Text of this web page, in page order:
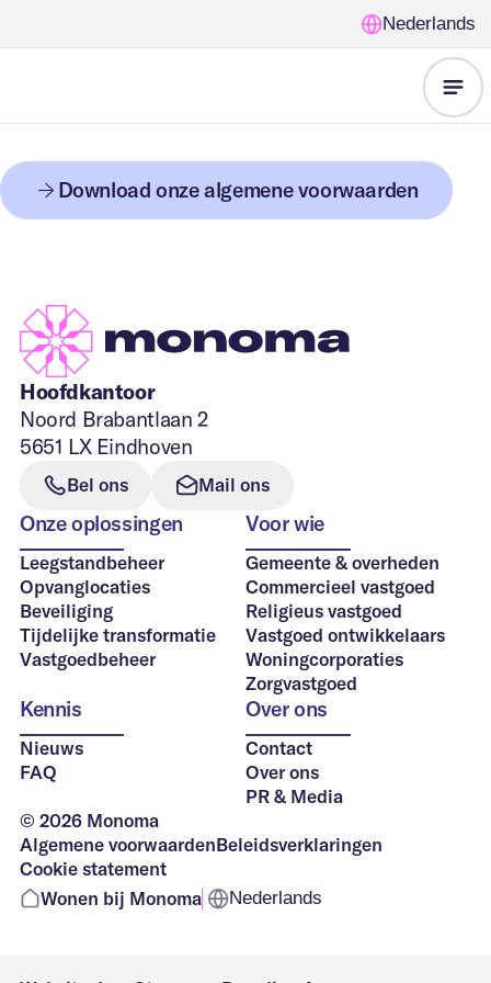
Nederlands
Onze
Leegstandbeheer
Opvanglocaties
Beveiliging
Tijdelijke
transformatie
Vastgoedbeheer
Voor wie
Gemeente &
overheden
Commercieel
vastgoed
Religieus vastgoed
Vastgoed
ontwikkelaars
Woningcorporaties
Zorgvastgoed
Nieuws
FAQ
Over ons
Werken bij Monoma
Monoma Nederland B.V. Noord Brabantlaan 2 5651 LX
info.nl@monoma.eu
KvK: 16086731 BTW-nummer: NL 8070 8304 5B01
Download onze algemene voorwaarden
Hoofdkantoor
Noord Brabantlaan 2
5651 LX Eindhoven
Bel ons Mail ons
Onze oplossingen
Leegstandbeheer
Opvanglocaties
Beveiliging
Tijdelijke transformatie
Vastgoedbeheer
Voor wie
Gemeente & overheden
Commercieel vastgoed
Religieus vastgoed
Vastgoed ontwikkelaars
Woningcorporaties
Zorgvastgoed
Kennis
Nieuws
FAQ
Over ons
Contact
Over ons
PR & Media
© 2026 Monoma
Algemene voorwaardenBeleidsverklaringen
Cookie statement
Wonen bij Monoma
Nederlands
*Dit formulier is uitsluitend bedoelt voor organisaties
met (leegstaand) vastgoed. Ben je op zoek naar een
woonruimte?Bezoek dan onze bewonerspagina.
Volledige naam
Uw e-mailadres
Bedrijf *